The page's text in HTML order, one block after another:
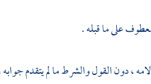
، دون القول والشرط ما لم يتقدم